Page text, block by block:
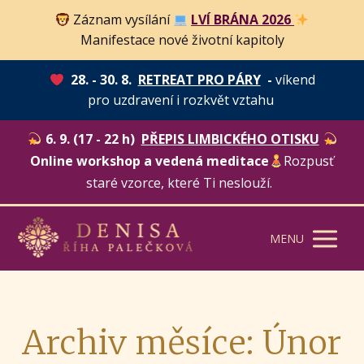
Záznam vysílání
LVÍ BRÁNA 2026
Manifestace nové životní kapitoly
28. - 30. 8. RETREAT PRO PÁRY- víkend
pro uzdravení i rozkvět vztahu
6. 9. (17 - 22 h) PŘEPIS LIMBICKÉHO OTISKU
Online workshop a vedená meditace
Rozpusť
staré vzorce, které Ti neslouží.
MENU
Archiv měsíce: Únor